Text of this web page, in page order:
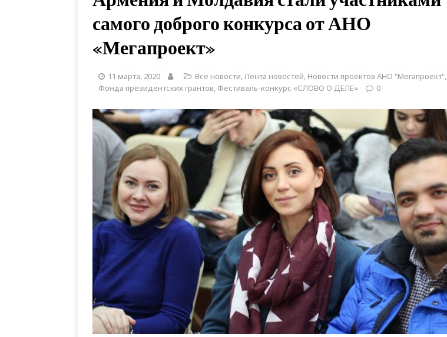
самого доброго конкурса от АНО
«Мегапроект»
11 марта, 2020 Все новости,Лента новостей, Новости проектов АНО "Мегапроект",
Фонда президентских грантов, Фестиваль-конкурс «СЛОВО О ДЕЛЕ» 0